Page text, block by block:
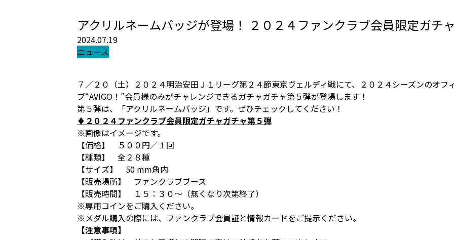
アクリルネームバッジが登場！ ２０２４ファンクラブ会員限定ガチ
2024.07.19
ニュース
７／２０（土）２０２４明治安田Ｊ１リーグ第２４節東京ヴェルディ戦にて、２０２４シーズンのオフ
ブ“AVIGO！”会員様のみがチャレンジできるガチャガチャ第５弾が登場します！
第５弾は、「アクリルネームバッジ」です。ぜひチェックしてください！
♦２０２４ファンクラブ会員限定ガチャガチャ第５弾
※画像はイメージです。
【価格】 ５００円／１回
【種類】 全２８種
【サイズ】 50 mm角内
【販売場所】 ファンクラブブース
【販売時間】 １５：３０～（無くなり次第終了）
※専用コインをご購入ください。
※メダル購入の際には、ファンクラブ会員証と情報カードをご提示ください。
【注意事項】